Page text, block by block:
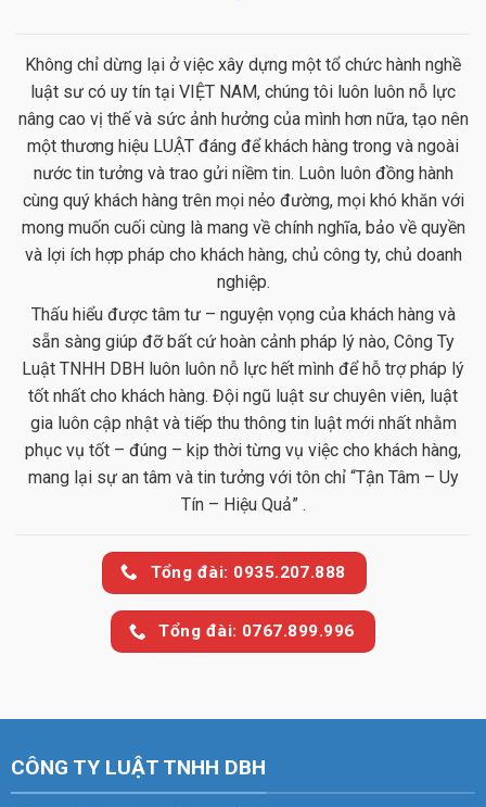
Không chỉ dừng lại ở việc xây dựng một tổ chức hành nghề
luật sư có uy tín tại VIỆT NAM, chúng tôi luôn luôn nỗ lực
nâng cao vị thế và sức ảnh hưởng của mình hơn nữa, tạo nên
một thương hiệu LUẬT đáng để khách hàng trong và ngoài
nước tin tưởng và trao gửi niềm tin. Luôn luôn đồng hành
cùng quý khách hàng trên mọi nẻo đường, mọi khó khăn với
mong muốn cuối cùng là mang về chính nghĩa, bảo về quyền
và lợi ích hợp pháp cho khách hàng, chủ công ty, chủ doanh
nghiệp.
Thấu hiểu được tâm tư – nguyện vọng của khách hàng và
sẵn sàng giúp đỡ bất cứ hoàn cảnh pháp lý nào, Công Ty
Luật TNHH DBH luôn luôn nỗ lực hết mình để hỗ trợ pháp lý
tốt nhất cho khách hàng. Đội ngũ luật sư chuyên viên, luật
gia luôn cập nhật và tiếp thu thông tin luật mới nhất nhằm
phục vụ tốt – đúng – kịp thời từng vụ việc cho khách hàng,
mang lại sự an tâm và tin tưởng với tôn chỉ “Tận Tâm – Uy
Tín – Hiệu Quả” .
Tổng đài: 0935.207.888
Tổng đài: 0767.899.996
CÔNG TY LUẬT TNHH DBH